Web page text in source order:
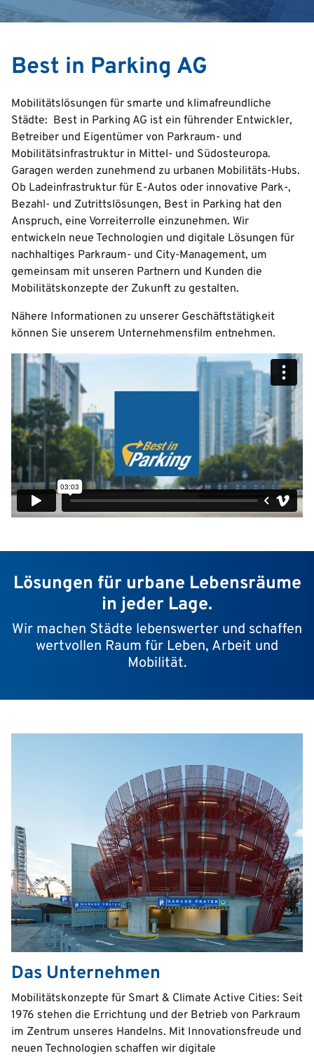
English
Italian
Deutsch
Croatian
Serbian
Best in Parking AG
Mobilitätslösungen für smarte und klimafreundliche
Städte: Best in Parking AG ist ein führender Entwickler,
Betreiber und Eigentümer von Parkraum- und
Mobilitätsinfrastruktur in Mittel- und Südosteuropa.
Garagen werden zunehmend zu urbanen Mobilitäts-Hubs.
Ob Ladeinfrastruktur für E-Autos oder innovative Park-,
Bezahl- und Zutrittslösungen, Best in Parking hat den
Anspruch, eine Vorreiterrolle einzunehmen. Wir
entwickeln neue Technologien und digitale Lösungen für
nachhaltiges Parkraum- und City-Management, um
gemeinsam mit unseren Partnern und Kunden die
Mobilitätskonzepte der Zukunft zu gestalten.
Nähere Informationen zu unserer Geschäftstätigkeit
können Sie unserem Unternehmensfilm entnehmen.
Lösungen für urbane Lebensräume
in jeder Lage.
Wir machen Städte lebenswerter und schaffen
wertvollen Raum für Leben, Arbeit und
Mobilität.
Das Unternehmen
Text
Mobilitätskonzepte für Smart & Climate Active Cities: Seit
1976 stehen die Errichtung und der Betrieb von Parkraum
im Zentrum unseres Handelns. Mit Innovationsfreude und
neuen Technologien schaffen wir digitale